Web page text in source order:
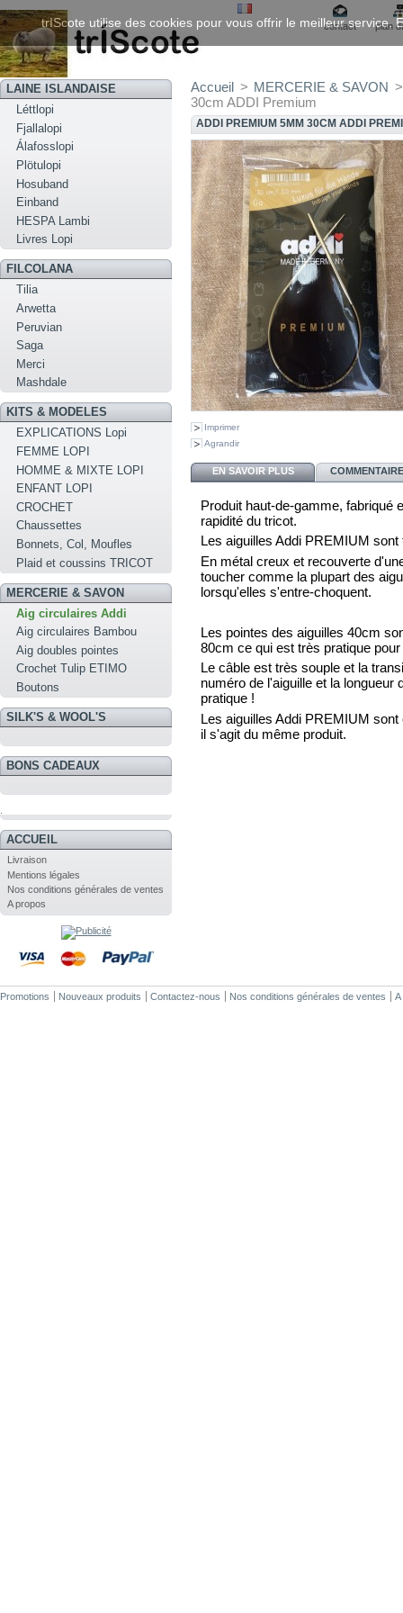
contact plan
LAINE ISLANDAISE
Léttlopi
Fjallalopi
Álafosslopi
Plötulopi
Hosuband
Einband
HESPA Lambi
Livres Lopi
FILCOLANA
Tilia
Arwetta
Peruvian
Saga
Merci
Mashdale
KITS & MODELES
EXPLICATIONS Lopi
FEMME LOPI
HOMME & MIXTE LOPI
ENFANT LOPI
CROCHET
Chaussettes
Bonnets, Col, Moufles
Plaid et coussins TRICOT
MERCERIE & SAVON
Aig circulaires Addi
Aig circulaires Bambou
Aig doubles pointes
Crochet Tulip ETIMO
Boutons
SILK'S & WOOL'S
BONS CADEAUX
ACCUEIL
Livraison
Mentions légales
Nos conditions générales de ventes
A propos
Accueil > MERCERIE & SAVON >
30cm ADDI Premium
ADDI PREMIUM 5MM 30CM ADDI
Imprimer
Agrandir
EN SAVOIR PLUS
Produit haut-de-gamme, fabriqué
rapidité du tricot.
Les aiguilles Addi PREMIUM
En métal creux et recouverte
toucher comme la plupart des
lorsqu'elles s'entre-choquent.
Les pointes des aiguilles 40cm
80cm ce qui est très pratique
Le câble est très souple et la
numéro de l'aiguille et la
pratique !
Les aiguilles Addi PREMIUM
il s'agit du même produit.
Promotions Nouveaux produits Contactez-nous Nos conditions générales de ventes A
trIScote utilise des cookies pour vous offrir le meilleur